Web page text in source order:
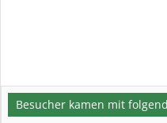
Besucher kamen mit